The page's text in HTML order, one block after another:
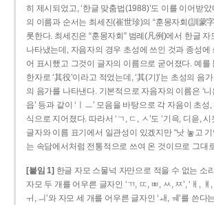
히 제시되었고, ‘한글 맞춤법(1988)’도 이를 이어받
의 이름과 순서는 최세진(崔世珍)의 “훈몽자회(訓蒙
롯한다. 최세진은 “훈몽자회” 범례(凡例)에서 한글
나타냈는데, 자음자의 경우 초성에 쓰인 것과 종성에
어 표시했고 그것이 글자의 이름으로 굳어졌다. 예를
한자로 ‘其役’이라고 적었는데, ‘其(기)’는 초성의 음
의 음가를 나타낸다. 기본적으로 자음자의 이름은 ‘니
읍’ 등과 같이 ‘ㅣㅡ’ 모음을 바탕으로 각 자음이 초
식으로 지어졌다. 따라서 ‘ㄱ, ㄷ, ㅅ’도 ‘기윽, 디읃, 시
글자와 이름 표기에서 일관성이 있겠지만 “낫 놓고
는 속담에서처럼 전통적으로 쓰여 온 것이므로 그대
[붙임 1] 한글 자모 스물넉 자만으로 적을 수 없는 소
자모 두 개를 어우른 글자인 ‘ㄲ, ㄸ, ㅃ, ㅆ, ㅉ’, ‘ㅐ,
ㅟ, ㅢ’와 자모 세 개를 어우른 글자인 ‘ㅙ, ㅞ’를 쓴다